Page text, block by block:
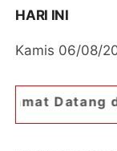
HARI INI
Kamis 06/08/
Portal Berita